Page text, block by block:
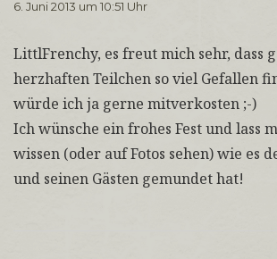
6. Juni 2013 um 10:51 Uhr
LittlFrenchy, es freut mich sehr, dass
herzhaften Teilchen so viel Gefallen
würde ich ja gerne mitverkosten ;-)
Ich wünsche ein frohes Fest und lass
wissen (oder auf Fotos sehen) wie es
und seinen Gästen gemundet hat!